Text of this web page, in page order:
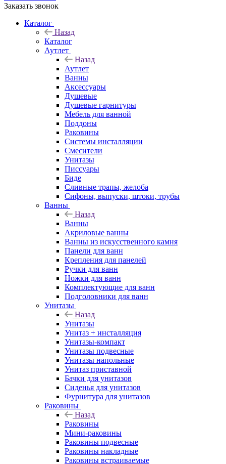
Заказать звонок
Каталог
Назад
Каталог
Аутлет
Назад
Аутлет
Ванны
Аксессуары
Душевые
Душевые гарнитуры
Мебель для ванной
Поддоны
Раковины
Системы инсталляции
Смесители
Унитазы
Писсуары
Биде
Сливные трапы, желоба
Сифоны, выпуски, штоки, трубы
Ванны
Назад
Ванны
Акриловые ванны
Ванны из искусственного камня
Панели для ванн
Крепления для панелей
Ручки для ванн
Ножки для ванн
Комплектующие для ванн
Подголовники для ванн
Унитазы
Назад
Унитазы
Унитаз + инсталляция
Унитазы-компакт
Унитазы подвесные
Унитазы напольные
Унитаз приставной
Бачки для унитазов
Сиденья для унитазов
Фурнитура для унитазов
Раковины
Назад
Раковины
Мини-раковины
Раковины подвесные
Раковины накладные
Раковины встраиваемые